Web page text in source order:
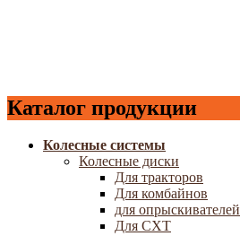
Каталог продукции
Колесные системы
Колесные диски
Для тракторов
Для комбайнов
для опрыскивателей
Для СХТ